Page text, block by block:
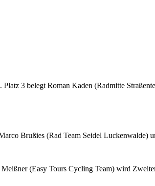
3 belegt Roman Kaden (Radmitte
Brußies (Rad Team Seidel Luckenwalde)
(Easy Tours Cycling Team) wird